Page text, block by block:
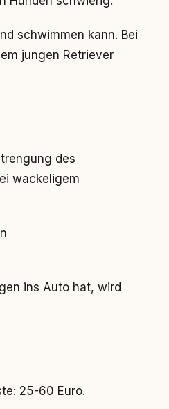
schwimmen kann. Bei
jungen Retriever
des
wackeligem
ins Auto hat, wird
25-60 Euro.